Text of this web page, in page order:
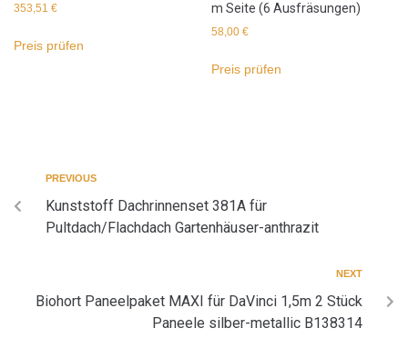
353,51 €
Preis prüfen
m Seite (6 Ausfräsungen)
58,00€
Preis prüfen
PREVIOUS
Kunststoff Dachrinnenset 381A für
Pultdach/Flachdach Gartenhäuser-anthrazit
NEXT
Biohort Paneelpaket MAXI für DaVinci 1,5m 2 Stück
Paneele silber-metallic B138314